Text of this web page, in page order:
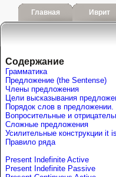
Главная Иврит
Содержание
Грамматика
Предложение (the Sentense)
Члены предложения
Цели высказывания
Порядок слов в предложении.
Вопросительные и
Сложные предложения
Усилительные конструкции it
Правило ряда
Present Indefinite Active
Present Indefinite Passive